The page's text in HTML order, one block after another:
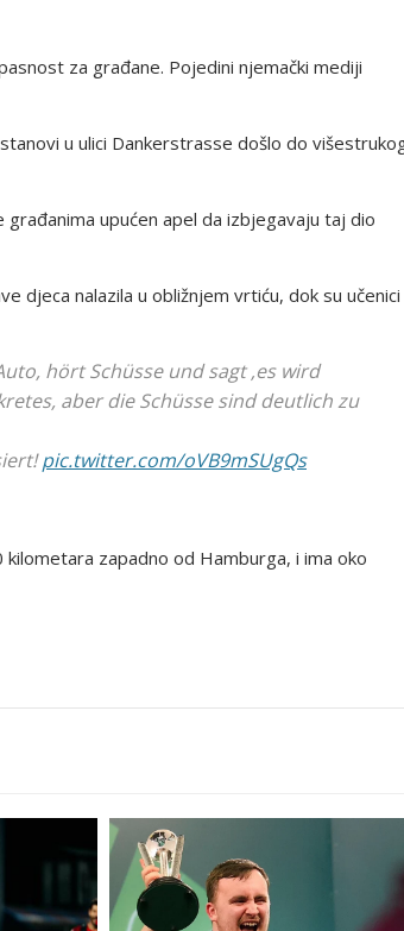
za građane. Pojedini njemački mediji
u ulici Dankerstrasse došlo do
upućen apel da izbjegavaju taj dio
djeca nalazila u obližnjem vrtiću, dok su učenici
hört Schüsse und sagt ‚es wird
aber die Schüsse sind deutlich zu
pic.twitter.com/oVB9mSUgQs
zapadno od Hamburga, i ima oko